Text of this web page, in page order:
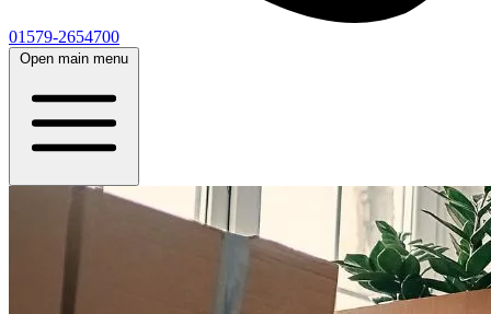
01579-2654700
Open main menu